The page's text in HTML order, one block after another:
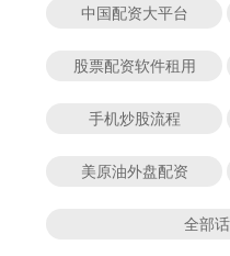
中国配资大平台
股票配资软件租用
手机炒股流程
美原油外盘配资
全部